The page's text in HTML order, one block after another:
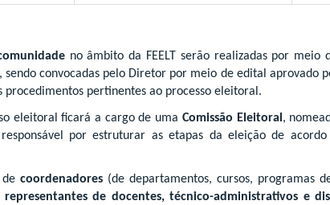
no âmbito da FEELT serão realizadas por meio
convocadas pelo Diretor por meio de edital aprovado
procedimentos pertinentes ao processo eleitoral.
eleitoral ficará a cargo de uma Comissão Eleitoral ,
por estruturar as etapas da eleição de
decoordenadores (de departamentos, cursos, programas
representantes de docentes, técnico-administrativos e